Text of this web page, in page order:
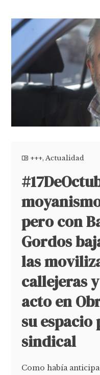
+++,Actualidad
pero con
Gordos
las
callejeras
acto en
su
sindical
Como había